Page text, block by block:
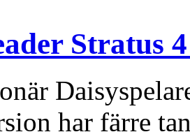
Stratus
har färre